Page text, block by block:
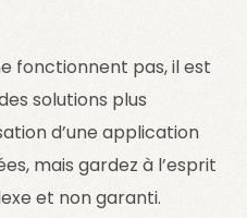
fonctionnent pas, il est
solutions plus
d’une application
mais gardez à l’esprit
et non garanti.